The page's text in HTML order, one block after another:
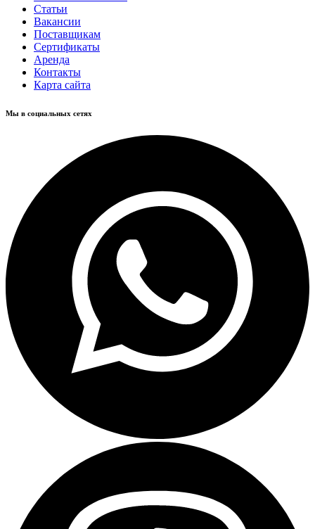
Статьи
Вакансии
Поставщикам
Сертификаты
Аренда
Контакты
Карта сайта
Мы в социальных сетях